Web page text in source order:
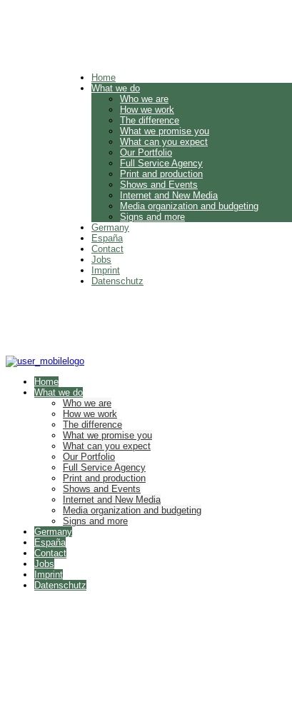
Home
What we do
Who we are
How we work
The difference
What we promise you
What can you expect
Our Portfolio
Full Service Agency
Print and production
Shows and Events
Internet and New Media
Media organization and budgeting
Signs and more
Germany
España
Contact
Jobs
Imprint
Datenschutz
Home
What we do
Who we are
How we work
The difference
What we promise you
What can you expect
Our Portfolio
Full Service Agency
Print and production
Shows and Events
Internet and New Media
Media organization and budgeting
Signs and more
Germany
España
Contact
Jobs
Imprint
Datenschutz